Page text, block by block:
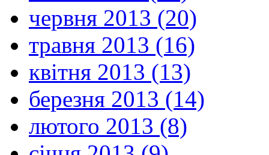
червня 2013 (20)
травня 2013 (16)
квітня 2013 (13)
березня 2013 (14)
лютого 2013 (8)